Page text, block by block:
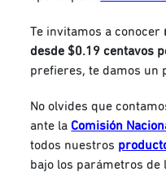
Te invitamos a conocer
desde $0.19 centavos
prefieres, te damos un
No olvides que
ante la Comisión
todos nuestros
bajo los parámetros de